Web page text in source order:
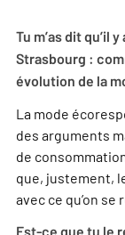
Tu m’as dit qu’il
Strasbourg :
évolution de la
La mode
des arguments
de
que, justement,
avec ce qu’on